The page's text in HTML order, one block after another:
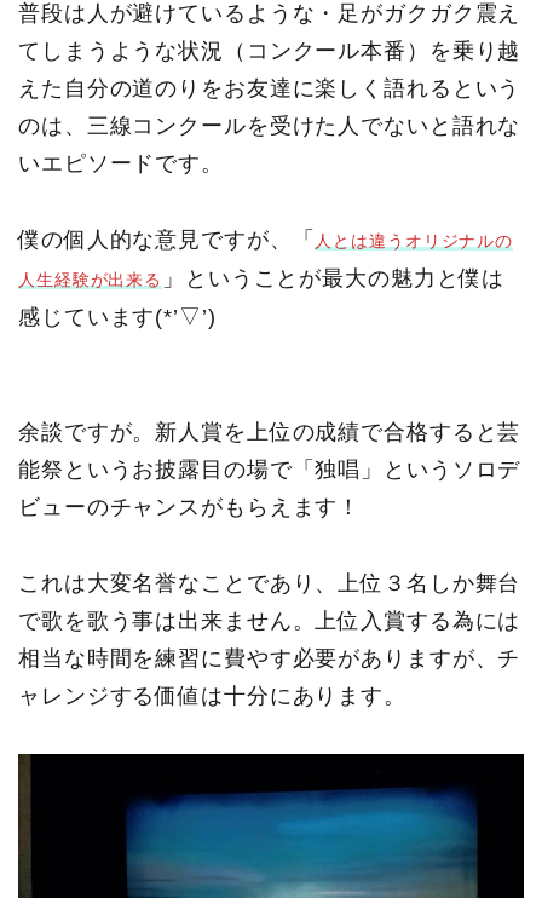
普段は人が避けているような・足がガクガク震え
てしまうような状況（コンクール本番）を乗り越
えた自分の道のりをお友達に楽しく語れるという
のは、三線コンクールを受けた人でないと語れな
いエピソードです。
僕の個人的な意見ですが、「 人とは違うオリジナルの
人生経験が出来る 」ということが最大の魅力と僕は
感じています(*’▽’)
余談ですが。新人賞を上位の成績で合格すると芸
能祭というお披露目の場で「独唱」というソロデ
ビューのチャンスがもらえます！
これは大変名誉なことであり、上位３名しか舞台
で歌を歌う事は出来ません。上位入賞する為には
相当な時間を練習に費やす必要がありますが、チ
ャレンジする価値は十分にあります。